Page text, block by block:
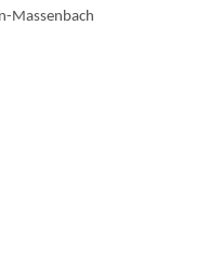
Massenbach